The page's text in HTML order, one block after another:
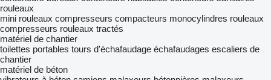
rouleaux
mini rouleaux compresseurs compacteurs monocylindres rouleaux
compresseurs rouleaux tractés
matériel de chantier
toilettes portables tours d'échafaudage échafaudages escaliers de
chantier
matériel de béton